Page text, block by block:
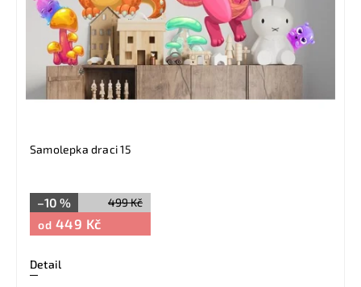
Samolepka draci 15
499 Kč
–10 %
od 449 Kč
Detail